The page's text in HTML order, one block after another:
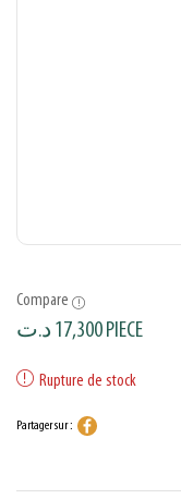
Compare
17,300د.ت PIECE
Rupture de stock
Partager sur :